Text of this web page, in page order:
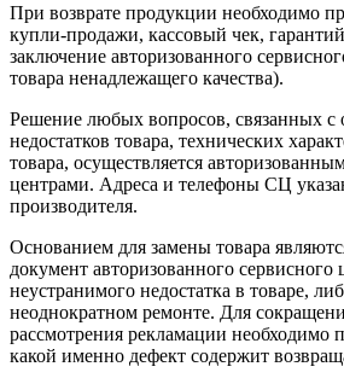
При возврате продукции необходимо
купли-продажи, кассовый чек,
заключение авторизованного
товара ненадлежащего качества).
Решение любых вопросов, связанных с
недостатков товара, технических
товара, осуществляется
центрами. Адреса и телефоны СЦ
производителя.
Основанием для замены товара
документ авторизованного сервисного
неустранимого недостатка в товаре,
неоднократном ремонте. Для
рассмотрения рекламации необходимо
какой именно дефект содержит